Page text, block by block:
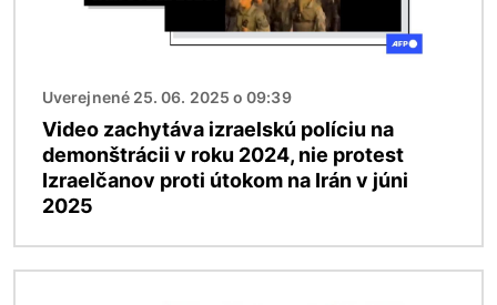
Uverejnené 25. 06. 2025 o 09:39
Video zachytáva izraelskú políciu na
demonštrácii v roku 2024, nie protest
Izraelčanov proti útokom na Irán v júni
2025